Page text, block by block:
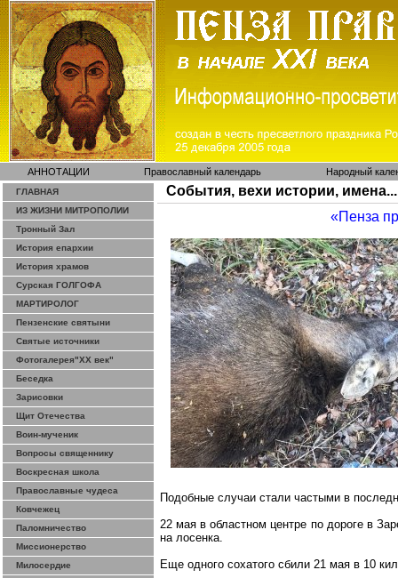
АННОТАЦИИ Православный календарь Народный
ГЛАВНАЯ
ИЗ ЖИЗНИ МИТРОПОЛИИ
Тронный Зал
История епархии
История храмов
Сурская ГОЛГОФА
МАРТИРОЛОГ
Пензенские святыни
Святые источники
Фотогалерея"ХХ век"
Беседка
Зарисовки
Щит Отечества
Воин-мученик
Вопросы священнику
Воскресная школа
Православные чудеса
Ковчежец
Паломничество
Миссионерство
Милосердие
События, вехи истории, имена...
«Пенза
Подобные случаи стали частыми в
22 мая в областном центре по дороге в
на лосенка.
Еще одного сохатого сбили 21 мая в 10